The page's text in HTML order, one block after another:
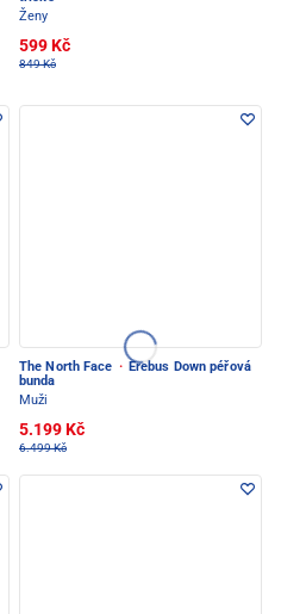
Ženy
599 Kč
849 Kč
The North Face · Erebus Down péřová
bunda
Muži
5.199 Kč
6.499 Kč